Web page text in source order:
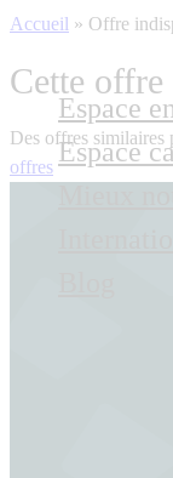
Espace
Espace
Accueil » Offre
Cette
Des offres
offres